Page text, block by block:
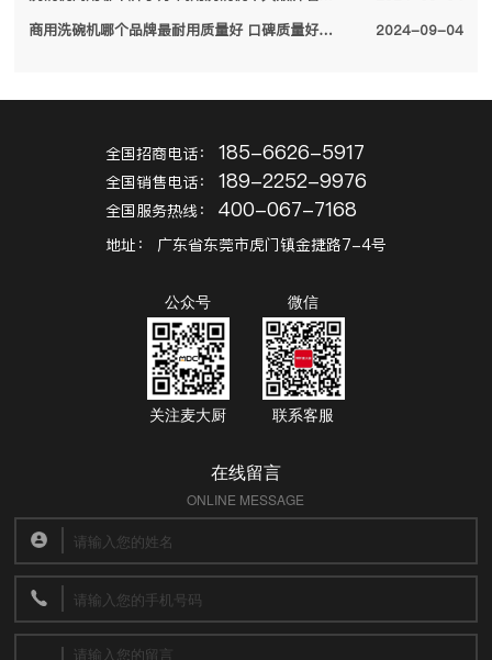
商用洗碗机哪个品牌最耐用质量好 口碑质量好的十大商用洗碗机品牌2024
2024-09-04
全国招商电话： 185-6626-5917
全国销售电话： 189-2252-9976
全国服务热线： 400-067-7168
地址： 广东省东莞市虎门镇金捷路7-4号
公众号
关注麦大厨
微信
联系客服
在线留言
ONLINE MESSAGE